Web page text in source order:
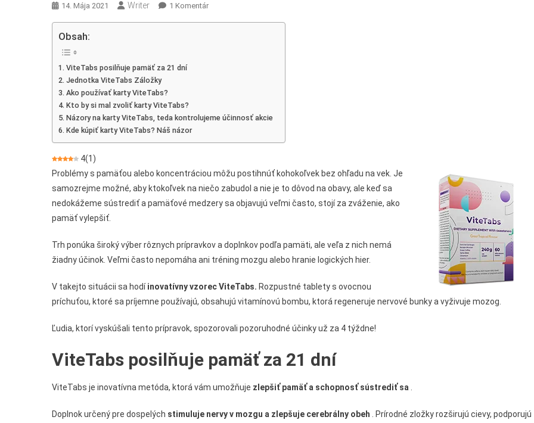
14. Mája 2021 Writer 1 KomentárNa
Kúpiť?
Obsah:
ViteTabs posilňuje pamäť za 21 dní
Jednotka ViteTabs Záložky
Ako používať karty ViteTabs?
Kto by si mal zvoliť karty ViteTabs?
Názory na karty ViteTabs, teda kontrolujeme účinnosť akcie
Kde kúpiť karty ViteTabs? Náš názor
4(1 )
Problémy s pamäťou alebo koncentráciou môžu postihnúť kohokoľvek bez ohľadu na vek. Je
samozrejme možné, aby ktokoľvek na niečo zabudol a nie je to dôvod na obavy, ale keď sa
nedokážeme sústrediť a pamäťové medzery sa objavujú veľmi často, stojí za zváženie, ako
pamäť vylepšiť.
Trh ponúka široký výber rôznych prípravkov a doplnkov podľa pamäti, ale veľa z nich nemá
žiadny účinok. Veľmi často nepomáha ani tréning mozgu alebo hranie logických hier.
V takejto situácii sa hodíinovatívny vzorec ViteTabs. Rozpustné tablety s ovocnou
príchuťou, ktoré sa príjemne používajú, obsahujú vitamínovú bombu, ktorá regeneruje nervové bunky a vyživuje mozog.
Ľudia, ktorí vyskúšali tento prípravok, spozorovali pozoruhodné účinky už za 4 týždne!
ViteTabs posilňuje pamäť za 21 dní
ViteTabs je inovatívna metóda, ktorá vám umožňuje zlepšiť pamäť a schopnosť sústrediť sa
Doplnok určený pre dospelých stimuluje nervy v mozgu a zlepšuje cerebrálny obeh . Prírodné zložky rozširujú cievy, podporujú